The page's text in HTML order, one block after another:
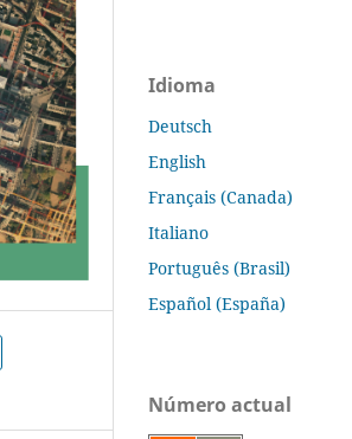
Idioma
Deutsch
English
Français (Canada)
Italiano
Português (Brasil)
Español (España)
Número actual